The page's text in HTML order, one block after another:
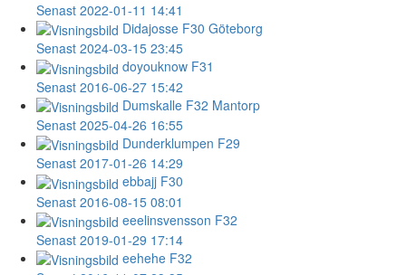
Senast 2022-01-11 14:41
Didajosse F30 Göteborg
Senast 2024-03-15 23:45
doyouknow F31
Senast 2016-06-27 15:42
Dumskalle F32 Mantorp
Senast 2025-04-26 16:55
Dunderklumpen F29
Senast 2017-01-26 14:29
ebbajj F30
Senast 2016-08-15 08:01
eeelinsvensson F32
Senast 2019-01-29 17:14
eehehe F32